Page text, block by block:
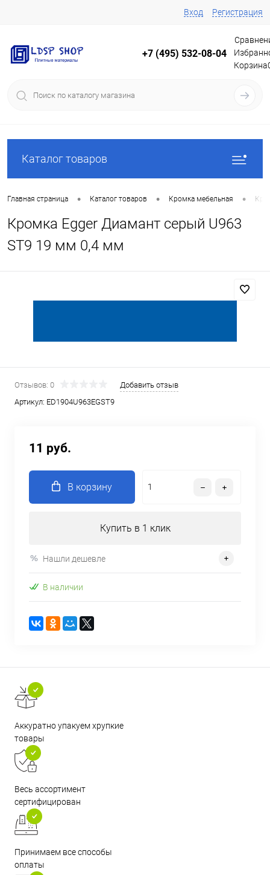
Вход Регистрация
+7 (495) 532-08-04
Корзина
Каталог товаров
Главная страница • Каталог товаров • Кромка мебельная •
Кромка Egger Диамант серый U963
ST9 19 мм 0,4 мм
Отзывов: 0
Добавить отзыв
Артикул: ED1904U963EGST9
11 руб.
В корзину
Купить в 1 клик
Нашли дешевле
В наличии
Аккуратно упакуем хрупкие
товары
Весь ассортимент
сертифицирован
Принимаем все способы
оплаты